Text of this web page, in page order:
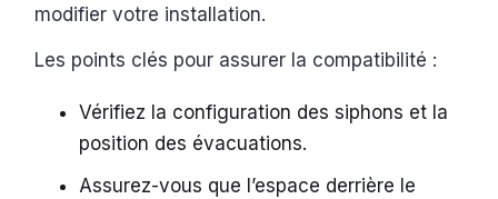
modifier votre installation.
Les points clés pour assurer la compatibilité :
Vérifiez la configuration des siphons et la
position des évacuations.
Assurez-vous que l’espace derrière le